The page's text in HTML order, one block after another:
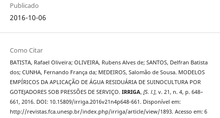
Publicado
2016-10-06
Como Citar
BATISTA, Rafael Oliveira; OLIVEIRA, Rubens Alves de; SANTOS, Delfran Batista
dos; CUNHA, Fernando França da; MEDEIROS, Salomão de Sousa. MODELOS
EMPÍRICOS DA APLICAÇÃO DE ÁGUA RESIDUÁRIA DE SUINOCULTURA POR
GOTEJADORES SOB PRESSÕES DE SERVIÇO. IRRIGA, [S. l.], v. 21, n. 4, p. 648–
661, 2016. DOI: 10.15809/irriga.2016v21n4p648-661. Disponível em:
http://revistas.fca.unesp.br/index.php/irriga/article/view/1893. Acesso em: 6